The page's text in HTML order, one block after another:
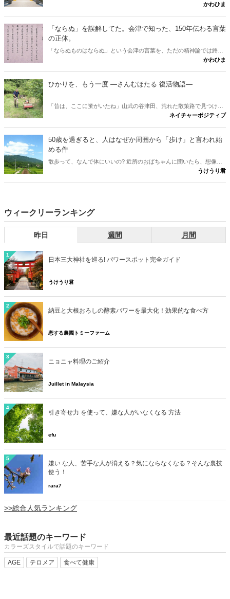
三社目はどこか」という素朴な疑問に、古事記と日本書紀から答えが
は熱田や春日と考えます。けれど古典をたどると、奈良に眠る意外な
一社が浮かびました。行きたくなりますね。
かわひま
「ならぬ」を誤解してた。会津で知った、150年伝わる言葉
の正体。
「ならぬものはならぬ」という会津の言葉を、ただの精神論では終わ
らせません。多くの人が思う「理屈抜きでダメ」という解釈は、実は
が、なぜ百五十年を越えて胸を打つのか。その正体と、会津観光に出
かけたくなる問いかけを書きたいと思います。
かわひま
ひかりを、もう一度 ―さんむほたる 復活物語―
「昔は、ここに蛍がいたね」山武の谷津田、荒れた散策路で見つけ
た、たった一匹のホタル。その小さな光から、世代を越えて受け継が
着想を得た物語です。登場人物は仮名で、一部に脚色を含みます。
ネイチャーポジティブ
50歳を過ぎると、人はなぜか周囲から「歩け」と言われ始
める件
散歩って、なんで体にいいの? 近所のおばちゃんに聞いたら、想像の
斜め上だった件。言われるがまま歩いていた男が、ついに「理由」を
うけうり君
ウィークリーランキング
昨日 週間 月間
1
日本三大神社を巡る! パワースポット完全ガイド
うけうり君
2
納豆と大根おろしの酵素パワーを最大化！効果的な食べ方
恋する農園トミーファーム
3
ニョニャ料理のご紹介
Juillet in Malaysia
4
引き寄せ力 を使って、嫌な人がいなくなる 方法
efu
5
嫌い な人、苦手な人が消える？気にならなくなる？そんな裏技
使う！
rara7
>>総合人気ランキング
最近話題のキーワード
カラーズスタイルで話題のキーワード
AGE テロメア 食べて健康